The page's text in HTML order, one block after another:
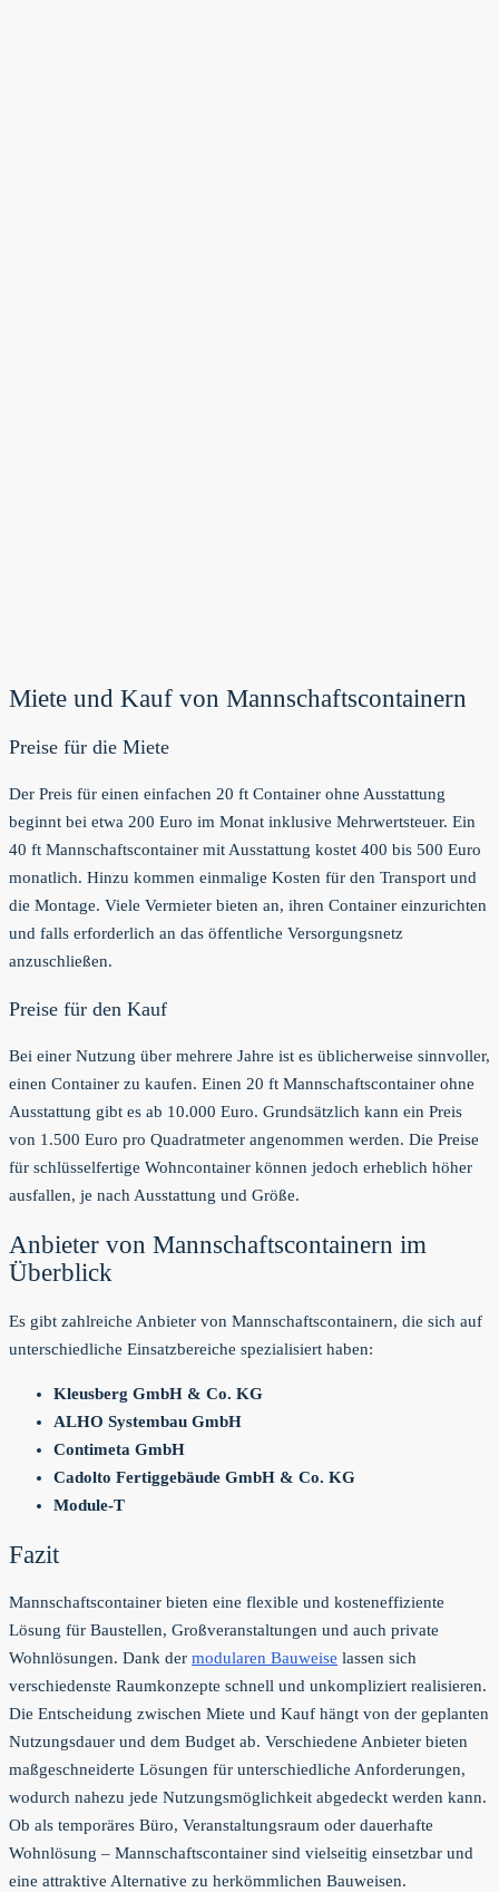
Miete und Kauf von Mannschaftscontainern
Preise für die Miete
Der Preis für einen einfachen 20 ft Container ohne Ausstattung
beginnt bei etwa 200 Euro im Monat inklusive Mehrwertsteuer. Ein
40 ft Mannschaftscontainer mit Ausstattung kostet 400 bis 500 Euro
monatlich. Hinzu kommen einmalige Kosten für den Transport und
die Montage. Viele Vermieter bieten an, ihren Container einzurichten
und falls erforderlich an das öffentliche Versorgungsnetz
anzuschließen.
Preise für den Kauf
Bei einer Nutzung über mehrere Jahre ist es üblicherweise sinnvoller,
einen Container zu kaufen. Einen 20 ft Mannschaftscontainer ohne
Ausstattung gibt es ab 10.000 Euro. Grundsätzlich kann ein Preis
von 1.500 Euro pro Quadratmeter angenommen werden. Die Preise
für schlüsselfertige Wohncontainer können jedoch erheblich höher
ausfallen, je nach Ausstattung und Größe.
Anbieter von Mannschaftscontainern im
Überblick
Es gibt zahlreiche Anbieter von Mannschaftscontainern, die sich auf
unterschiedliche Einsatzbereiche spezialisiert haben:
Kleusberg GmbH & Co. KG
ALHO Systembau GmbH
Contimeta GmbH
Cadolto Fertiggebäude GmbH & Co. KG
Module-T
Fazit
Mannschaftscontainer bieten eine flexible und kosteneffiziente
Lösung für Baustellen, Großveranstaltungen und auch private
Wohnlösungen. Dank der modularen Bauweise lassen sich
verschiedenste Raumkonzepte schnell und unkompliziert realisieren.
Die Entscheidung zwischen Miete und Kauf hängt von der geplanten
Nutzungsdauer und dem Budget ab. Verschiedene Anbieter bieten
maßgeschneiderte Lösungen für unterschiedliche Anforderungen,
wodurch nahezu jede Nutzungsmöglichkeit abgedeckt werden kann.
Ob als temporäres Büro, Veranstaltungsraum oder dauerhafte
Wohnlösung – Mannschaftscontainer sind vielseitig einsetzbar und
eine attraktive Alternative zu herkömmlichen Bauweisen.